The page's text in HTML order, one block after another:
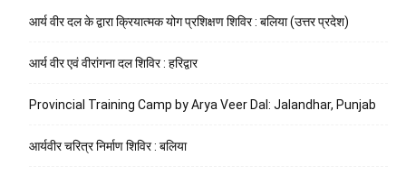
आर्य वीर दल के द्वारा क्रियात्मक योग प्रशिक्षण शिविर : बलिया (उत्तर प्रदेश)
आर्य वीर एवं वीरांगना दल शिविर : हरिद्वार
Provincial Training Camp by Arya Veer Dal: Jalandhar, Punjab
आर्यवीर चरित्र निर्माण शिविर : बलिया